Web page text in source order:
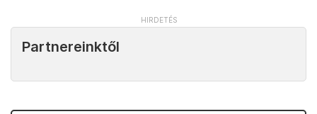
Partnereinktől